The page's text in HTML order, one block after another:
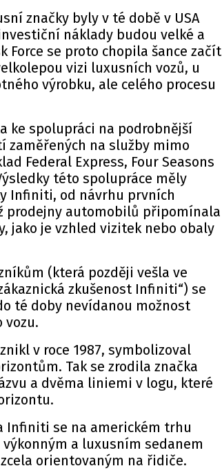
značky byly v té době v USA
náklady budou velké a
Force se proto chopila šance začít
vizi luxusních vozů, u
výrobku, ale celého procesu
ke spolupráci na podrobnější
na služby mimo
Federal Express, Four Seasons
této spolupráce měly
Infiniti, od návrhu prvních
prodejny automobilů připomínala
jako je vzhled vizitek nebo obaly
(která později vešla ve
zkušenost Infiniti“) se
té doby nevídanou možnost
vozu.
v roce 1987, symbolizoval
Tak se zrodila značka
a dvěma liniemi v logu, které
Infiniti se na americkém trhu
a luxusním sedanem
orientovaným na řidiče.